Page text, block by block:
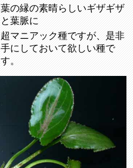
葉の縁の素晴らしいギザギザ
と葉脈に
超マニアック種ですが、是非
手にしておいて欲しい種で
す。